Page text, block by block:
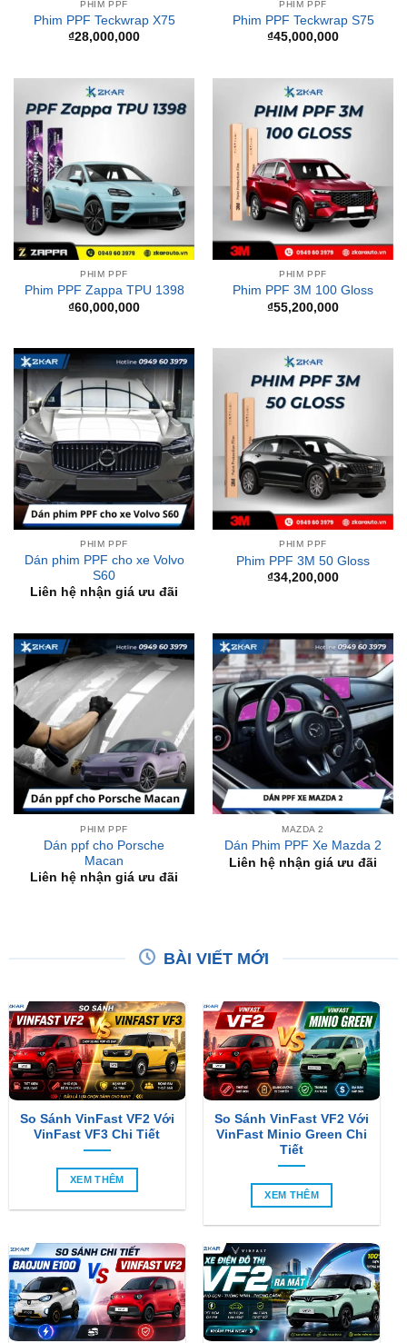
PHIM PPF
Phim PPF Zappa TPU 1398
₫60,000,000
PHIM PPF
Phim PPF 3M 100 Gloss
₫55,200,000
Dán phim PPF cho xe Volvo
S60
Liên hệ nhận giá ưu đãi
PHIM PPF
Phim PPF 3M 50 Gloss
₫34,200,000
PHIM PPF
Dán ppf cho Porsche
Macan
Liên hệ nhận giá ưu đãi
MAZDA 2
Dán Phim PPF Xe Mazda 2
Liên hệ nhận giá ưu đãi
So Sánh VinFast VF2 Với
VinFast VF3 Chi Tiết
XEM THÊM
So Sánh VinFast VF2 Với
VinFast Minio Green Chi
Tiết
XEM THÊM
So Sánh Chi Tiết Baojun
E100 Và VinFast VF2
VinFast VF2 Ra Mắt: Xe
Điện Đô Thị Giá Chỉ 188